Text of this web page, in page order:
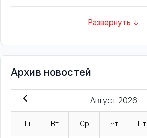
Развернуть ↓
Архив новостей
Август 2026
Пн Вт Ср Чт Пт